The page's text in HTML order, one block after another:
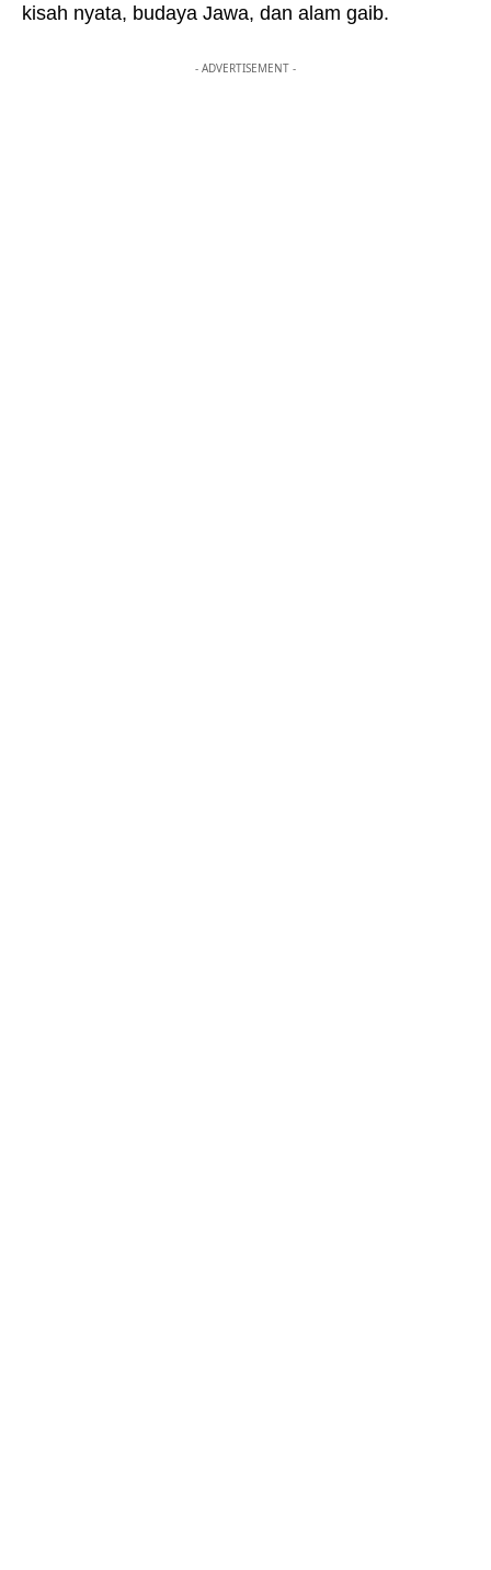
kisah nyata, budaya Jawa, dan alam gaib.
- ADVERTISEMENT -